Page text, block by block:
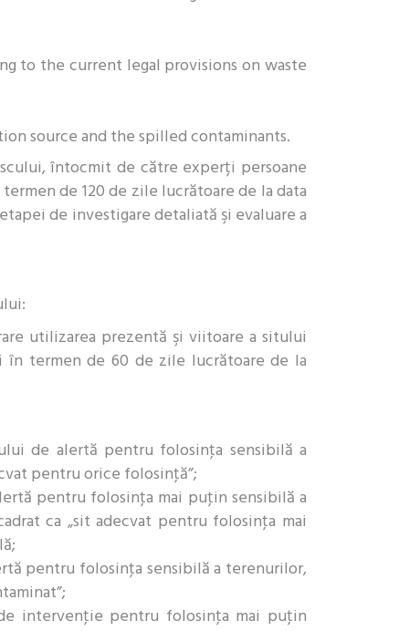
to the current legal provisions on waste
source and the spilled contaminants.
întocmit de către experți persoane
de 120 de zile lucrătoare de la data
de investigare detaliată şi evaluare a
utilizarea prezentă şi viitoare a sitului
termen de 60 de zile lucrătoare de la
de alertă pentru folosinţa sensibilă a
pentru orice folosinţă”;
pentru folosinţa mai puţin sensibilă a
ca „sit adecvat pentru folosinţa mai
pentru folosinţa sensibilă a terenurilor,
intervenţie pentru folosinţa mai puţin